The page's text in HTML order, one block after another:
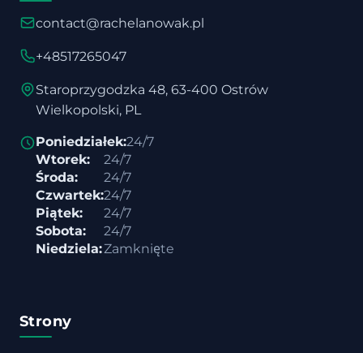
contact@rachelanowak.pl
+48517265047
Staroprzygodzka 48, 63-400 Ostrów
Wielkopolski, PL
Poniedziałek:24/7
Wtorek:
24/7
Środa:
24/7
Czwartek:24/7
Piątek:
24/7
Sobota:
24/7
Niedziela:Zamknięte
Strony